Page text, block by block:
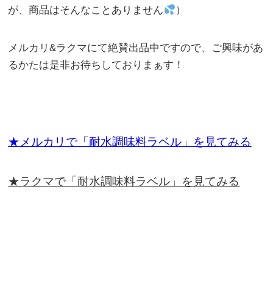
が、商品はそんなことありません
）
メルカリ&ラクマにて絶賛出品中ですので、ご興味があ
るかたは是非お待ちしておりまぁす！
★メルカリで「耐水調味料ラベル」を見てみる
★ラクマで「耐水調味料ラベル」を見てみる